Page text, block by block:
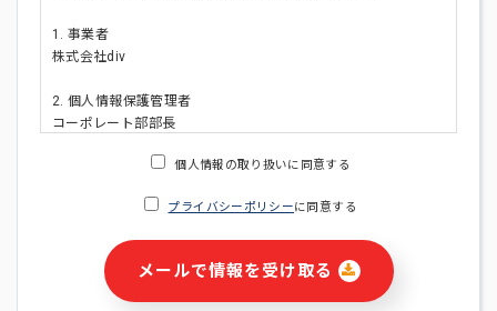
1. 事業者
株式会社div
2. 個人情報保護管理者
コーポレート部部長
・ご請求された資料の送付のため
・本サービス及び本サービスに関連する情報(当社及び第三者の
サービス又は商品等の広告配信・宣伝を含みますが、それらに
個人情報の取り扱いに同意する
プライバシーポリシーに同意する
メールで情報を受け取る